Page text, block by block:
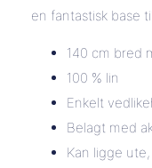
en fantastisk base
140 cm bred
100 % lin
Enkelt
Belagt med
Kan ligge